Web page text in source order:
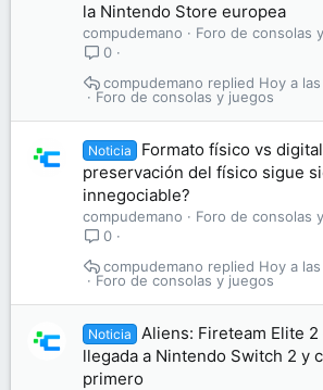
la Nintendo Store europea
compudemano
Foro de consolas
0
Foro de consolas y juegos
Hoy a
compudemano
Noticia
Formato físico vs
preservación del físico sigue
innegociable?
compudemano
Foro de consolas
0
Foro de consolas y juegos
Hoy a
compudemano
Noticia
Aliens: Fireteam Elite
llegada a Nintendo Switch 2 y
primero